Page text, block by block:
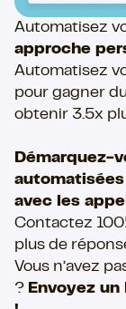
Automatisez
approche
Automatisez
pour gagner
obtenir 3.5x
Démarquez-
avec les
Contactez
plus de
Vous n’avez
? Envoyez